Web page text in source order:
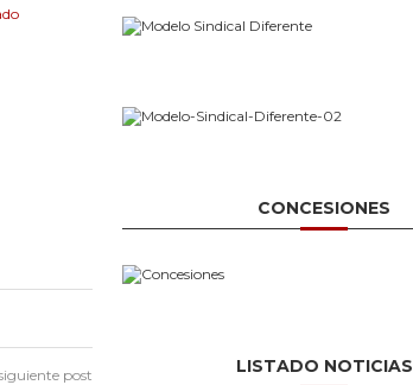
post
CONCESIONES
LISTADO NOTICIAS